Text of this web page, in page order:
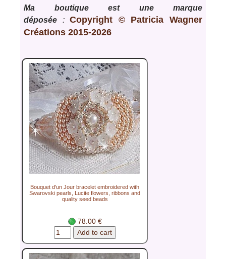
Ma boutique est une marque
déposée :
Copyright © Patricia Wagner
Créations 2015-2026
Bouquet d'un Jour bracelet embroidered with
Swarovski pearls, Lucite flowers, ribbons and
quality seed beads
78.00 €